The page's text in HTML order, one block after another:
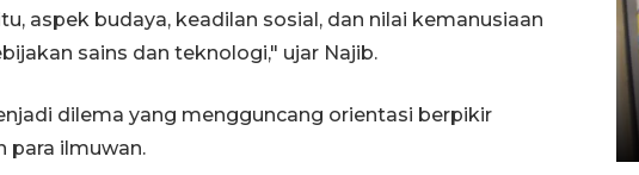
aspek budaya, keadilan sosial, dan nilai kemanusiaan
sains dan teknologi," ujar Najib.
dilema yang mengguncang orientasi berpikir
para ilmuwan.
Penyelesaian pembentukan
Kopdes Merah Putih di
05 August 2026 10:33 WIB